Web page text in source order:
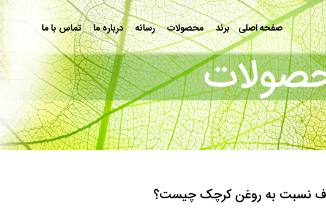
صفحه اصلی برند محصولات رسانه درباره ما تماس با ما
نسبت به روغن کرچک چیست؟